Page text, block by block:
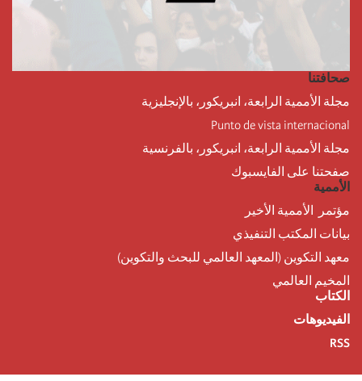
صحافتنا
مجلة الأممية الرابعة، انبريكور، بالإنجليزية
Punto de vista internacional
مجلة الأممية الرابعة، انبريكور، بالفرنسية
صفحتنا على الفايسبوك
الأممية
مؤتمر الأممية الأخير
بيانات المكتب التنفيذي
معهد التكوين (المعهد العالمي للبحث والتكوين)
المخيم العالمي
الكتاب
الفيديوهات
RSS